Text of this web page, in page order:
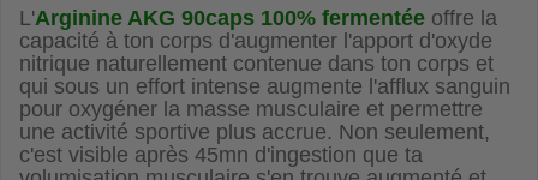
L'Arginine AKG 90caps 100% fermentée offre la
capacité à ton corps d'augmenter l'apport d'oxyde
nitrique naturellement contenue dans ton corps et
qui sous un effort intense augmente l'afflux sanguin
pour oxygéner la masse musculaire et permettre
une activité sportive plus accrue. Non seulement,
c'est visible après 45mn d'ingestion que ta